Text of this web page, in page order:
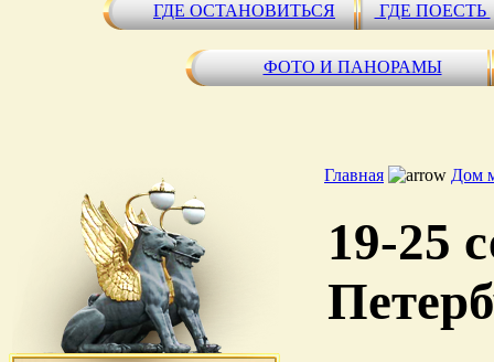
ГДЕ ОСТАНОВИТЬСЯ ГДЕ ПОЕСТЬ
ФОТО И ПАНОРАМЫ
Главная Дом
19-25